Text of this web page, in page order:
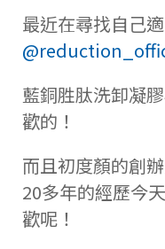
最近在尋找自己
藍銅胜肽洗卸凝
歡的！
而且初度顏的創
20多年的經歷今
歡呢！